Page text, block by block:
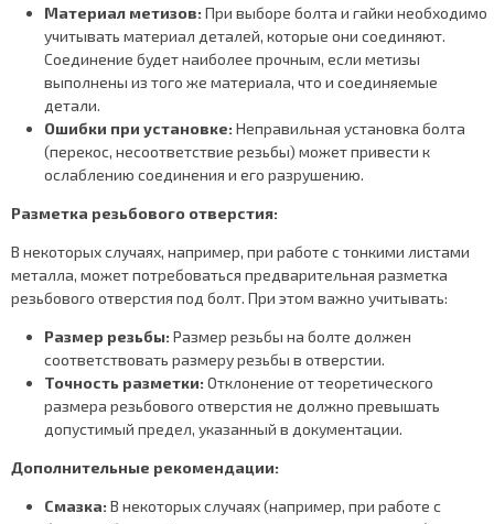
Материал метизов: При выборе болта и гайки необходимо
учитывать материал деталей, которые они соединяют.
Соединение будет наиболее прочным, если метизы
выполнены из того же материала, что и соединяемые
детали.
Ошибки при установке: Неправильная установка болта
(перекос, несоответствие резьбы) может привести к
ослаблению соединения и его разрушению.
Разметка резьбового отверстия:
В некоторых случаях, например, при работе с тонкими листами
металла, может потребоваться предварительная разметка
резьбового отверстия под болт. При этом важно учитывать:
Размер резьбы: Размер резьбы на болте должен
соответствовать размеру резьбы в отверстии.
Точность разметки: Отклонение от теоретического
размера резьбового отверстия не должно превышать
допустимый предел, указанный в документации.
Дополнительные рекомендации:
Смазка: В некоторых случаях (например, при работе с